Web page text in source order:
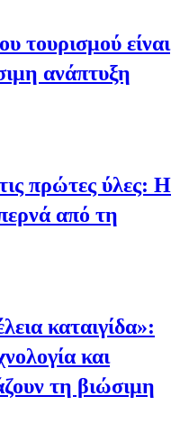
τουρισμού είναι
ανάπτυξη
πρώτες ύλες: Η
από τη
καταιγίδα»:
και
τη βιώσιμη